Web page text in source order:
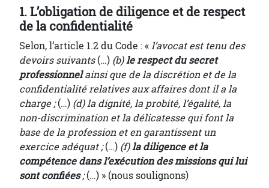
1. L’obligation de diligence et de respect
de la confidentialité
Selon, l’article 1.2 du Code : «l’avocat est tenu des
devoirs suivants(…) (b)le respect du secret
professionnelainsi que de la discrétion et de la
confidentialité relatives aux affaires dont il a la
charge ;(…) (d) la dignité, la probité, l’égalité, la
non-discrimination et la délicatesse qui font la
base de la profession et en garantissent un
exercice adéquat ;(…) (f)la diligence et la
compétence dans l’exécution des missions qui lui
sont confiées;(…) » (nous soulignons)